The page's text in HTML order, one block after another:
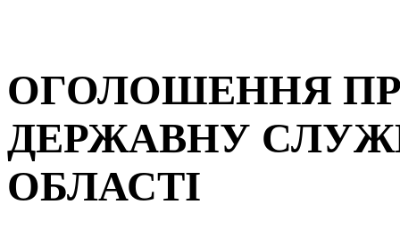
ОГОЛОШЕННЯ
ДЕРЖАВНУ
ОБЛАСТІ